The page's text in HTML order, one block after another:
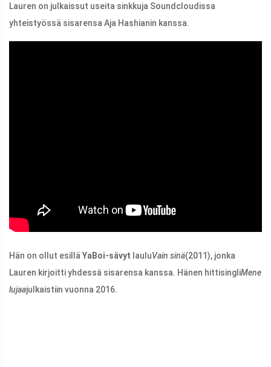
Lauren on julkaissut useita sinkkuja Soundcloudissa
yhteistyössä sisarensa Aja Hashianin kanssa.
Hän on ollut esillä YaBoi-sävyt lauluVain sinä(2011), jonka
Lauren kirjoitti yhdessä sisarensa kanssa. Hänen hittisingliMene
lujaajulkaistiin vuonna 2016.